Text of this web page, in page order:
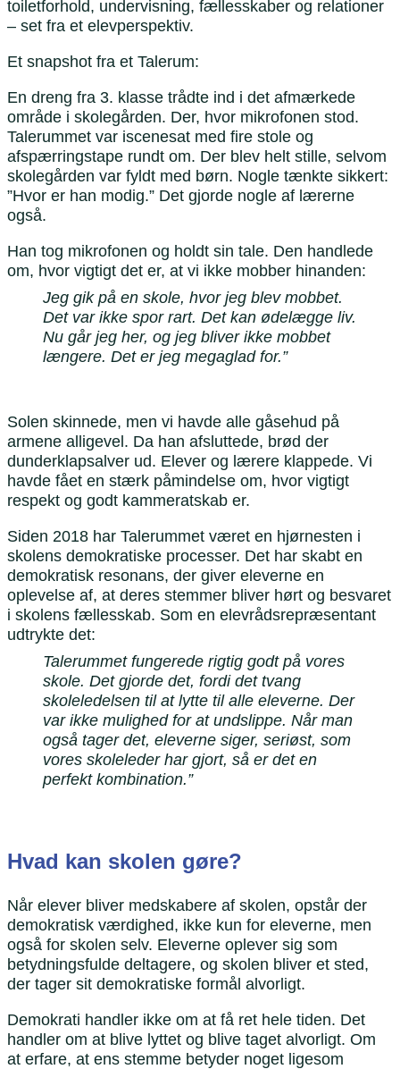
toiletforhold, undervisning, fællesskaber og relationer
– set fra et elevperspektiv.
Et snapshot fra et Talerum:
En dreng fra 3. klasse trådte ind i det afmærkede
område i skolegården. Der, hvor mikrofonen stod.
Talerummet var iscenesat med fire stole og
afspærringstape rundt om. Der blev helt stille, selvom
skolegården var fyldt med børn. Nogle tænkte sikkert:
”Hvor er han modig.” Det gjorde nogle af lærerne
også.
Han tog mikrofonen og holdt sin tale. Den handlede
om, hvor vigtigt det er, at vi ikke mobber hinanden:
Jeg gik på en skole, hvor jeg blev mobbet.
Det var ikke spor rart. Det kan ødelægge liv.
Nu går jeg her, og jeg bliver ikke mobbet
længere. Det er jeg megaglad for.”
Solen skinnede, men vi havde alle gåsehud på
armene alligevel. Da han afsluttede, brød der
dunderklapsalver ud. Elever og lærere klappede. Vi
havde fået en stærk påmindelse om, hvor vigtigt
respekt og godt kammeratskab er.
Siden 2018 har Talerummet været en hjørnesten i
skolens demokratiske processer. Det har skabt en
demokratisk resonans, der giver eleverne en
oplevelse af, at deres stemmer bliver hørt og besvaret
i skolens fællesskab. Som en elevrådsrepræsentant
udtrykte det:
Talerummet fungerede rigtig godt på vores
skole. Det gjorde det, fordi det tvang
skoleledelsen til at lytte til alle eleverne. Der
var ikke mulighed for at undslippe. Når man
også tager det, eleverne siger, seriøst, som
vores skoleleder har gjort, så er det en
perfekt kombination.”
Hvad kan skolen gøre?
Når elever bliver medskabere af skolen, opstår der
demokratisk værdighed, ikke kun for eleverne, men
også for skolen selv. Eleverne oplever sig som
betydningsfulde deltagere, og skolen bliver et sted,
der tager sit demokratiske formål alvorligt.
Demokrati handler ikke om at få ret hele tiden. Det
handler om at blive lyttet og blive taget alvorligt. Om
at erfare, at ens stemme betyder noget ligesom